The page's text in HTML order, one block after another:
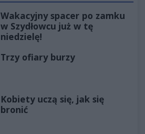
Wakacyjny spacer po zamku
w Szydłowcu już w tę
niedzielę!
Trzy ofiary burzy
Kobiety uczą się, jak się
bronić